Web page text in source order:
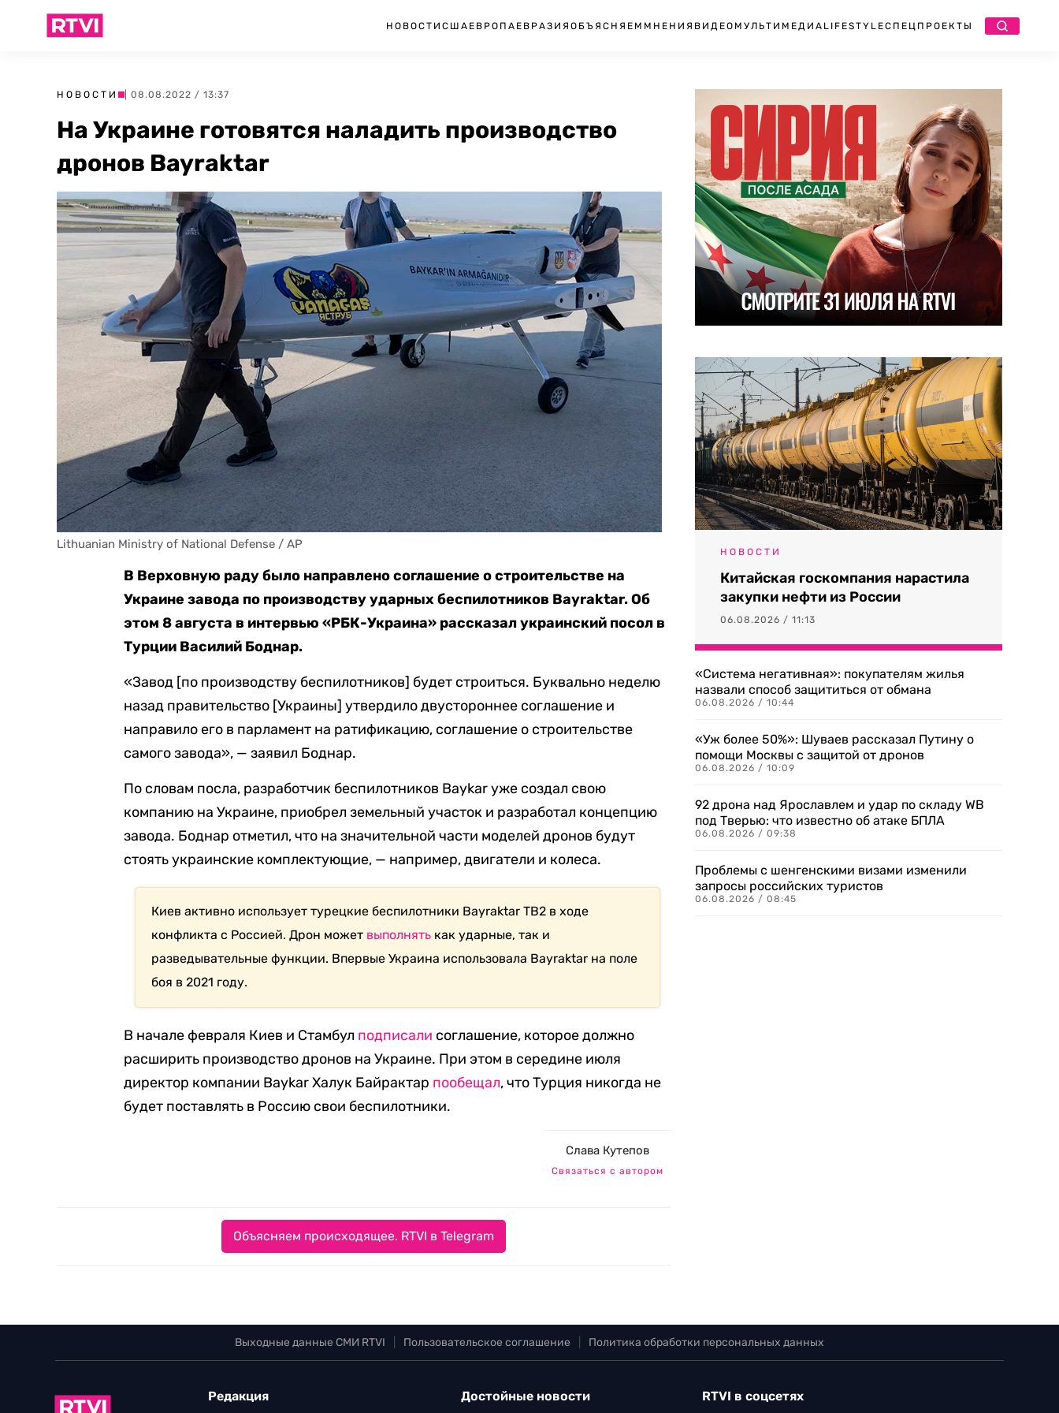
НОВОСТИ США ЕВРОПА ЕВРАЗИЯ ОБЪЯСНЯЕМ МНЕНИЯ ВИДЕО МУЛЬТИМЕДИА LIFESTYLEСПЕЦПРОЕКТЫ
НОВОСТИ | 08.08.2022 / 13:37
На Украине готовятся наладить производство
дронов Bayraktar
Lithuanian Ministry of National Defense / AP
В Верховную раду было направлено соглашение о строительстве на
Украине завода по производству ударных беспилотников Bayraktar. Об
этом 8 августа в интервью«РБК-Украина» рассказал украинский посол в
Турции Василий Боднар.
«Завод [по производству беспилотников] будет строиться. Буквально неделю
назад правительство [Украины] утвердило двустороннее соглашение и
направило его в парламент на ратификацию, соглашение о строительстве
самого завода», — заявил Боднар.
По словам посла, разработчик беспилотников Baykar уже создал свою
компанию на Украине, приобрел земельный участок и разработал концепцию
завода. Боднар отметил, что на значительной части моделей дронов будут
стоять украинские комплектующие, — например, двигатели и колеса.
Киев активно использует турецкие беспилотники Bayraktar TB2 в ходе
конфликта с Россией. Дрон может выполнять как ударные, так и
разведывательные функции. Впервые Украина использовала Bayraktar на поле
боя в 2021 году.
В начале февраля Киев и Стамбул подписали соглашение, которое должно
расширить производство дронов на Украине. При этом в середине июля
директор компании Baykar Халук Байрактар пообещал, что Турция никогда не
будет поставлять в Россию свои беспилотники.
Слава Кутепов
Связаться с автором
Объясняем происходящее. RTVI в Telegram
НОВОСТИ
Китайская госкомпания нарастила
закупки нефти из России
06.08.2026 / 11:13
«Система негативная»: покупателям жилья
назвали способ защититься от обмана
06.08.2026 / 10:44
«Уж более 50%»: Шуваев рассказал Путину о
помощи Москвы с защитой от дронов
06.08.2026 / 10:09
92 дрона над Ярославлем и удар по складу WB
под Тверью: что известно об атаке БПЛА
06.08.2026 / 09:38
Проблемы с шенгенскими визами изменили
запросы российских туристов
06.08.2026 / 08:45
Выходные данные СМИ RTVI Пользовательское соглашение Политика обработки персональных данных
Редакция Достойные новости RTVI в соцсетях